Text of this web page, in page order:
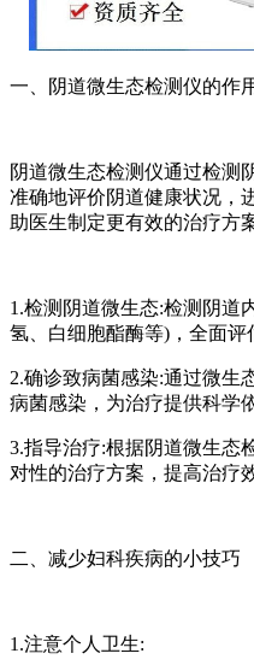
一、阴道微生态检测仪的作
阴道微生态检测仪通过检测
准确地评价阴道健康状况，
助医生制定更有效的治疗方
1.检测阴道微生态:检测阴道
氢、白细胞酯酶等)，全面评
2.确诊致病菌感染:通过微生
病菌感染，为治疗提供科学
3.指导治疗:根据阴道微生态
对性的治疗方案，提高治疗
二、减少妇科疾病的小技巧
1.注意个人卫生: